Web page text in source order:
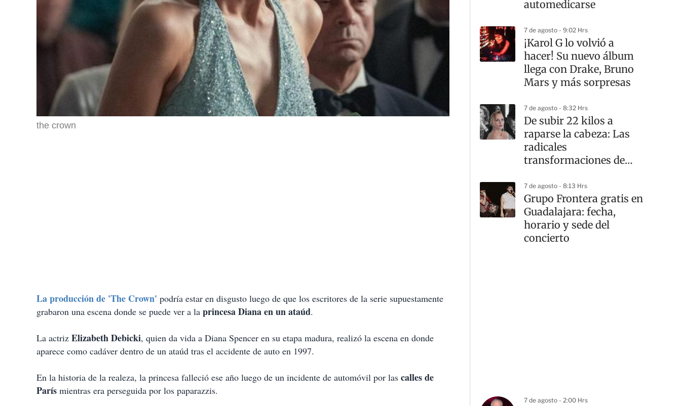
the crown
La producción de 'The Crown' podría estar en disgusto luego de que los escritores de la serie supuestamente
grabaron una escena donde se puede ver a la princesa Diana en un ataúd.
La actriz Elizabeth Debicki, quien da vida a Diana Spencer en su etapa madura, realizó la escena en donde
aparece como cadáver dentro de un ataúd tras el accidente de auto en 1997.
En la historia de la realeza, la princesa falleció ese año luego de un incidente de automóvil por las calles de
París mientras era perseguida por los paparazzis.
automedicarse
7 de agosto - 9:02 Hrs
¡Karol G lo volvió a
hacer! Su nuevo álbum
llega con Drake, Bruno
Mars y más sorpresas
7 de agosto - 8:32 Hrs
De subir 22 kilos a
raparse la cabeza: Las
radicales
transformaciones de
cine
7 de agosto - 8:13 Hrs
Grupo Frontera gratis en
Guadalajara: fecha,
horario y sede del
concierto
7 de agosto - 2:00 Hrs